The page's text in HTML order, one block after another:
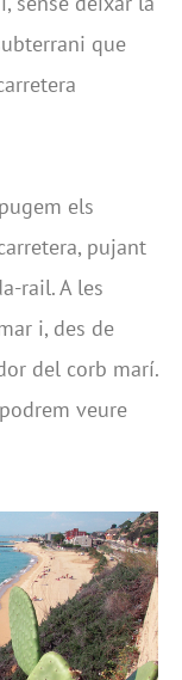
que
els
pujant
rail. A les
i, des de
del corb marí.
veure